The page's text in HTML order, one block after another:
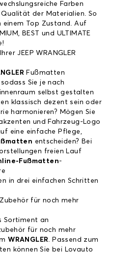
Farben
der Materialien. So
Top Zustand. Auf
BEST und ULTIMATE
JEEP WRANGLER
Fußmatten
Sie je nach
selbst gestalten
klassisch dezent sein oder
harmonieren? Mögen Sie
und Fahrzeug-Logo
eine einfache Pflege,
entscheiden? Bei
freien Lauf
Fußmatten-
in drei einfachen Schritten
Zubehör für noch mehr
Sortiment an
für noch mehr
WRANGLER. Passend zum
können Sie bei Lovauto